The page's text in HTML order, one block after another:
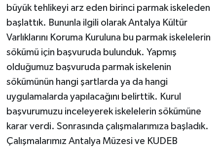
büyük tehlikeyi arz eden birinci parmak iskeleden
başlattık. Bununla ilgili olarak Antalya Kültür
Varlıklarını Koruma Kuruluna bu parmak iskelelerin
sökümü için başvuruda bulunduk. Yapmış
olduğumuz başvuruda parmak iskelenin
sökümünün hangi şartlarda ya da hangi
uygulamalarda yapılacağını belirttik. Kurul
başvurumuzu inceleyerek iskelelerin sökümüne
karar verdi. Sonrasında çalışmalarımıza başladık.
Çalışmalarımız Antalya Müzesi ve KUDEB